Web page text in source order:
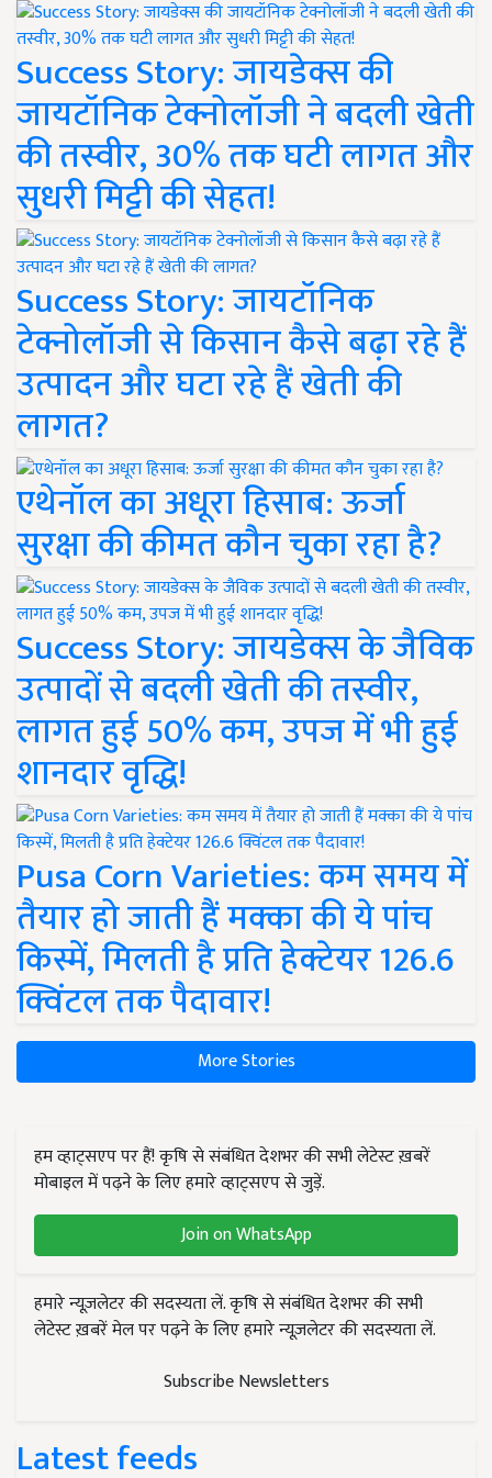
Success Story: जायडेक्स की
जायटॉनिक टेक्नोलॉजी ने बदली खेती
की तस्वीर, 30% तक घटी लागत और
सुधरी मिट्टी की सेहत!
Success Story: जायटॉनिक
टेक्नोलॉजी से किसान कैसे बढ़ा रहे हैं
उत्पादन और घटा रहे हैं खेती की
लागत?
एथेनॉल का अधूरा हिसाब: ऊर्जा
सुरक्षा की कीमत कौन चुका रहा है?
Success Story: जायडेक्स के जैविक
उत्पादों से बदली खेती की तस्वीर,
लागत हुई 50% कम, उपज में भी हुई
शानदार वृद्धि!
Pusa Corn Varieties: कम समय में
तैयार हो जाती हैं मक्का की ये पांच
किस्में, मिलती है प्रति हेक्टेयर 126.6
क्विंटल तक पैदावार!
More Stories
हम व्हाट्सएप पर हैं! कृषि से संबंधित देशभर की सभी लेटेस्ट ख़बरें
मोबाइल में पढ़ने के लिए हमारे व्हाट्सएप से जुड़ें.
Join on WhatsApp
हमारे न्यूज़लेटर की सदस्यता लें. कृषि से संबंधित देशभर की सभी
लेटेस्ट ख़बरें मेल पर पढ़ने के लिए हमारे न्यूज़लेटर की सदस्यता लें.
Subscribe Newsletters
Latest feeds